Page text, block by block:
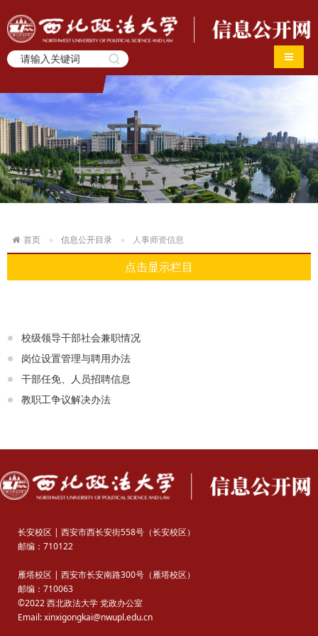
导航切
首页 信息公开目录 人事师资信息
点击显示栏目
校级领导干部社会兼职情况
岗位设置管理与聘用办法
干部任免、人员招聘信息
教职工争议解决办法
长安校区 | 西安市西长安街558号（长安校区）
邮编：710122
雁塔校区 | 西安市长安南路300号（雁塔校区）
邮编：710063
©2022 西北政法大学 党政办公室
Email: xinxigongkai@nwupl.edu.cn